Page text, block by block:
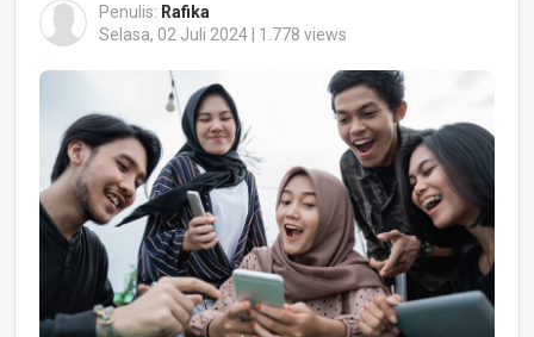
Penulis: Rafika
Selasa, 02 Juli 2024 | 1.778 views